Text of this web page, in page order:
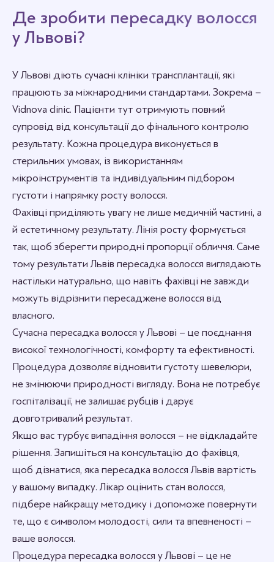
Де зробити пересадку волосся
у Львові?
У Львові діють сучасні клініки трансплантації, які
працюють за міжнародними стандартами. Зокрема –
Vidnova clinic. Пацієнти тут отримують повний
супровід від консультації до фінального контролю
результату. Кожна процедура виконується в
стерильних умовах, із використанням
мікроінструментів та індивідуальним підбором
густоти і напрямку росту волосся.
Фахівці приділяють увагу не лише медичній частині, а
й естетичному результату. Лінія росту формується
так, щоб зберегти природні пропорції обличчя. Саме
тому результати Львів пересадка волосся виглядають
настільки натурально, що навіть фахівці не завжди
можуть відрізнити пересаджене волосся від
власного.
Сучасна пересадка волосся у Львові – це поєднання
високої технологічності, комфорту та ефективності.
Процедура дозволяє відновити густоту шевелюри,
не змінюючи природності вигляду. Вона не потребує
госпіталізації, не залишає рубців і дарує
довготривалий результат.
Якщо вас турбує випадіння волосся – не відкладайте
рішення. Запишіться на консультацію до фахівця,
щоб дізнатися, яка пересадка волосся Львів вартість
у вашому випадку. Лікар оцінить стан волосся,
підбере найкращу методику і допоможе повернути
те, що є символом молодості, сили та впевненості –
ваше волосся.
Процедура пересадка волосся у Львові – це не